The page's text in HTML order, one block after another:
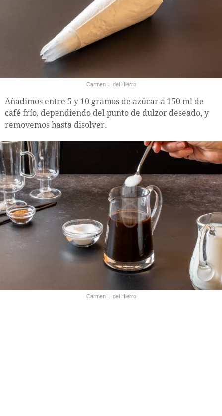
Carmen L. del Hierro
Añadimos entre 5 y 10 gramos de azúcar a 150 ml de
café frío, dependiendo del punto de dulzor deseado, y
removemos hasta disolver.
Carmen L. del Hierro